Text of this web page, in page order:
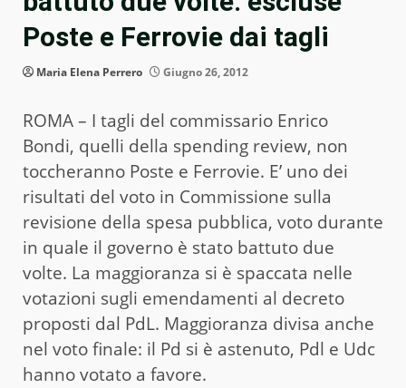
Poste e Ferrovie dai tagli
Maria Elena Perrero Giugno 26, 2012
ROMA – I tagli del commissario Enrico
Bondi, quelli della spending review, non
toccheranno Poste e Ferrovie. E’ uno dei
risultati del voto in Commissione sulla
revisione della spesa pubblica, voto durante
in quale il governo è stato battuto due
volte. La maggioranza si è spaccata nelle
votazioni sugli emendamenti al decreto
proposti dal PdL. Maggioranza divisa anche
nel voto finale: il Pd si è astenuto, Pdl e Udc
hanno votato a favore.